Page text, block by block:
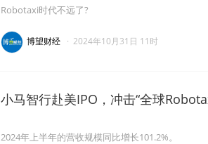
Robotaxi时代不远了?
博望财经 · 2024年10月31日 11时
小马智行赴美IPO，冲击“全球
2024年上半年的营收规模同比增长101.2%。